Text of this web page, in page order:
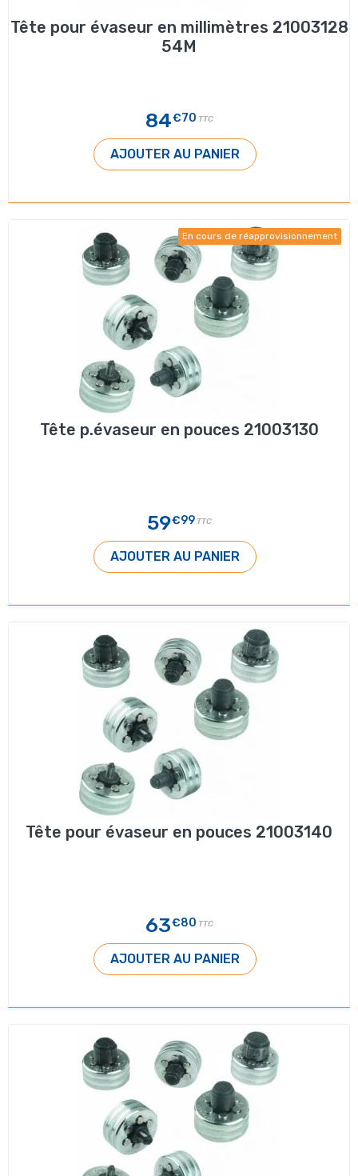
Tête pour évaseur en millimètres 21003128
54M
84€70 TTC
AJOUTER AU PANIER
En cours de réapprovisionnement
Tête p.évaseur en pouces 21003130
59€99 TTC
AJOUTER AU PANIER
Tête pour évaseur en pouces 21003140
63€80 TTC
AJOUTER AU PANIER